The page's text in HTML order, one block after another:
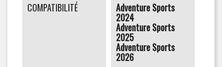
COMPATIBILITÉ Adventure Sports
2024
Adventure Sports
2025
Adventure Sports
2026